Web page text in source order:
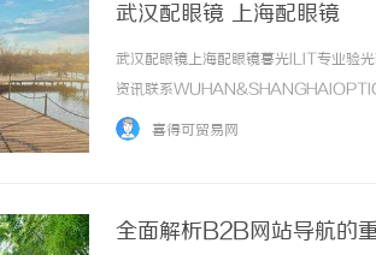
武汉配眼镜 上海配眼镜
武汉配眼镜上海配眼镜暮光ILIT专业验
资讯联系
品牌，现于武汉与上海设有4家门店。
喜得可贸易网
全面解析B2B网站导航的